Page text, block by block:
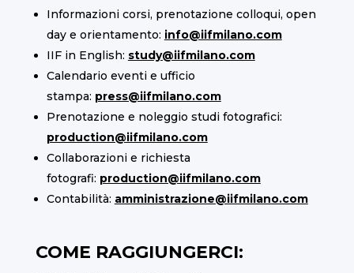
Informazioni corsi, prenotazione colloqui, open
day e orientamento: info@iifmilano.com
IIF in English: study@iifmilano.com
Calendario eventi e ufficio
stampa: press@iifmilano.com
Prenotazione e noleggio studi fotografici:
production@iifmilano.com
Collaborazioni e richiesta
fotografi: production@iifmilano.com
Contabilità: amministrazione@iifmilano.com
COME RAGGIUNGERCI: